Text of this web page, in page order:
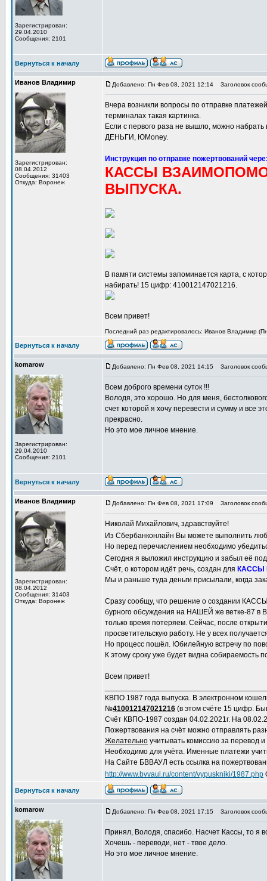
Зарегистрирован:
29.04.2010
Сообщения: 2101
Вернуться к началу
Иванов Владимир
Зарегистрирован:
08.04.2012
Сообщения: 31403
Откуда: Воронеж
Добавлено: Пн Фев 08, 2021 12:14 Заголовок
Вчера возникли вопросы по отправке
терминалах такая картинка.
Если с первого раза не вышло, можно
ДЕНЬГИ, ЮMoney.
Инструкция по отправке пожертвований
КАССЫ
ВЫПУСКА.
В памяти системы запоминается карта, с
набирать! 15 цифр: 410012147021216.
Всем привет!
Последний раз редактировалось: Иванов Владимир
Вернуться к началу
komarow
Зарегистрирован:
29.04.2010
Сообщения: 2101
Добавлено: Пн Фев 08, 2021 14:15 Заголовок
Всем доброго времени суток !!!
Володя, это хорошо. Но для меня,
счет которой я хочу перевести и сумму и все
прекрасно.
Но это мое личное мнение.
Вернуться к началу
Иванов Владимир
Зарегистрирован:
08.04.2012
Сообщения: 31403
Откуда: Воронеж
Добавлено: Пн Фев 08, 2021 17:09 Заголовок
Николай Михайлович, здравствуйте!
Из Сбербанконлайн Вы можете выполнить
Но перед перечислением необходимо
Сегодня я выложил инструкцию и забыл её
Счёт, о котором идёт речь, создан для КАССЫ
Мы и раньше туда деньги присылали, когда
Сразу сообщу, что решение о создании
бурного обсуждения на НАШЕЙ же ветке-87 в
только время потеряем. Сейчас, после
просветительскую работу. Не у всех
Но процесс пошёл. Юбилейную встречу по
К этому сроку уже будет видна
Всем привет!
КВПО 1987 года выпуска. В электронном
№410012147021216 (в этом счёте 15 цифр.
Счёт КВПО-1987 создан 04.02.2021г. На
Пожертвования на счёт можно отправлять
Желательно учитывать комиссию за перевод
Необходимо для учёта. Именные платежи
На Сайте БВВАУЛ есть ссылка на
http://www.bvvaul.ru/content/vypuskniki/1987.php
Вернуться к началу
komarow Добавлено: Пн Фев 08, 2021 17:15 Заголовок
Принял, Володя, спасибо. Насчет Кассы, то я
Хочешь - переводи, нет - твое дело.
Но это мое личное мнение.